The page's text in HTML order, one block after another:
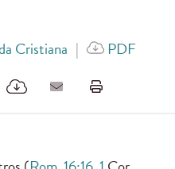
Cristiana | PDF